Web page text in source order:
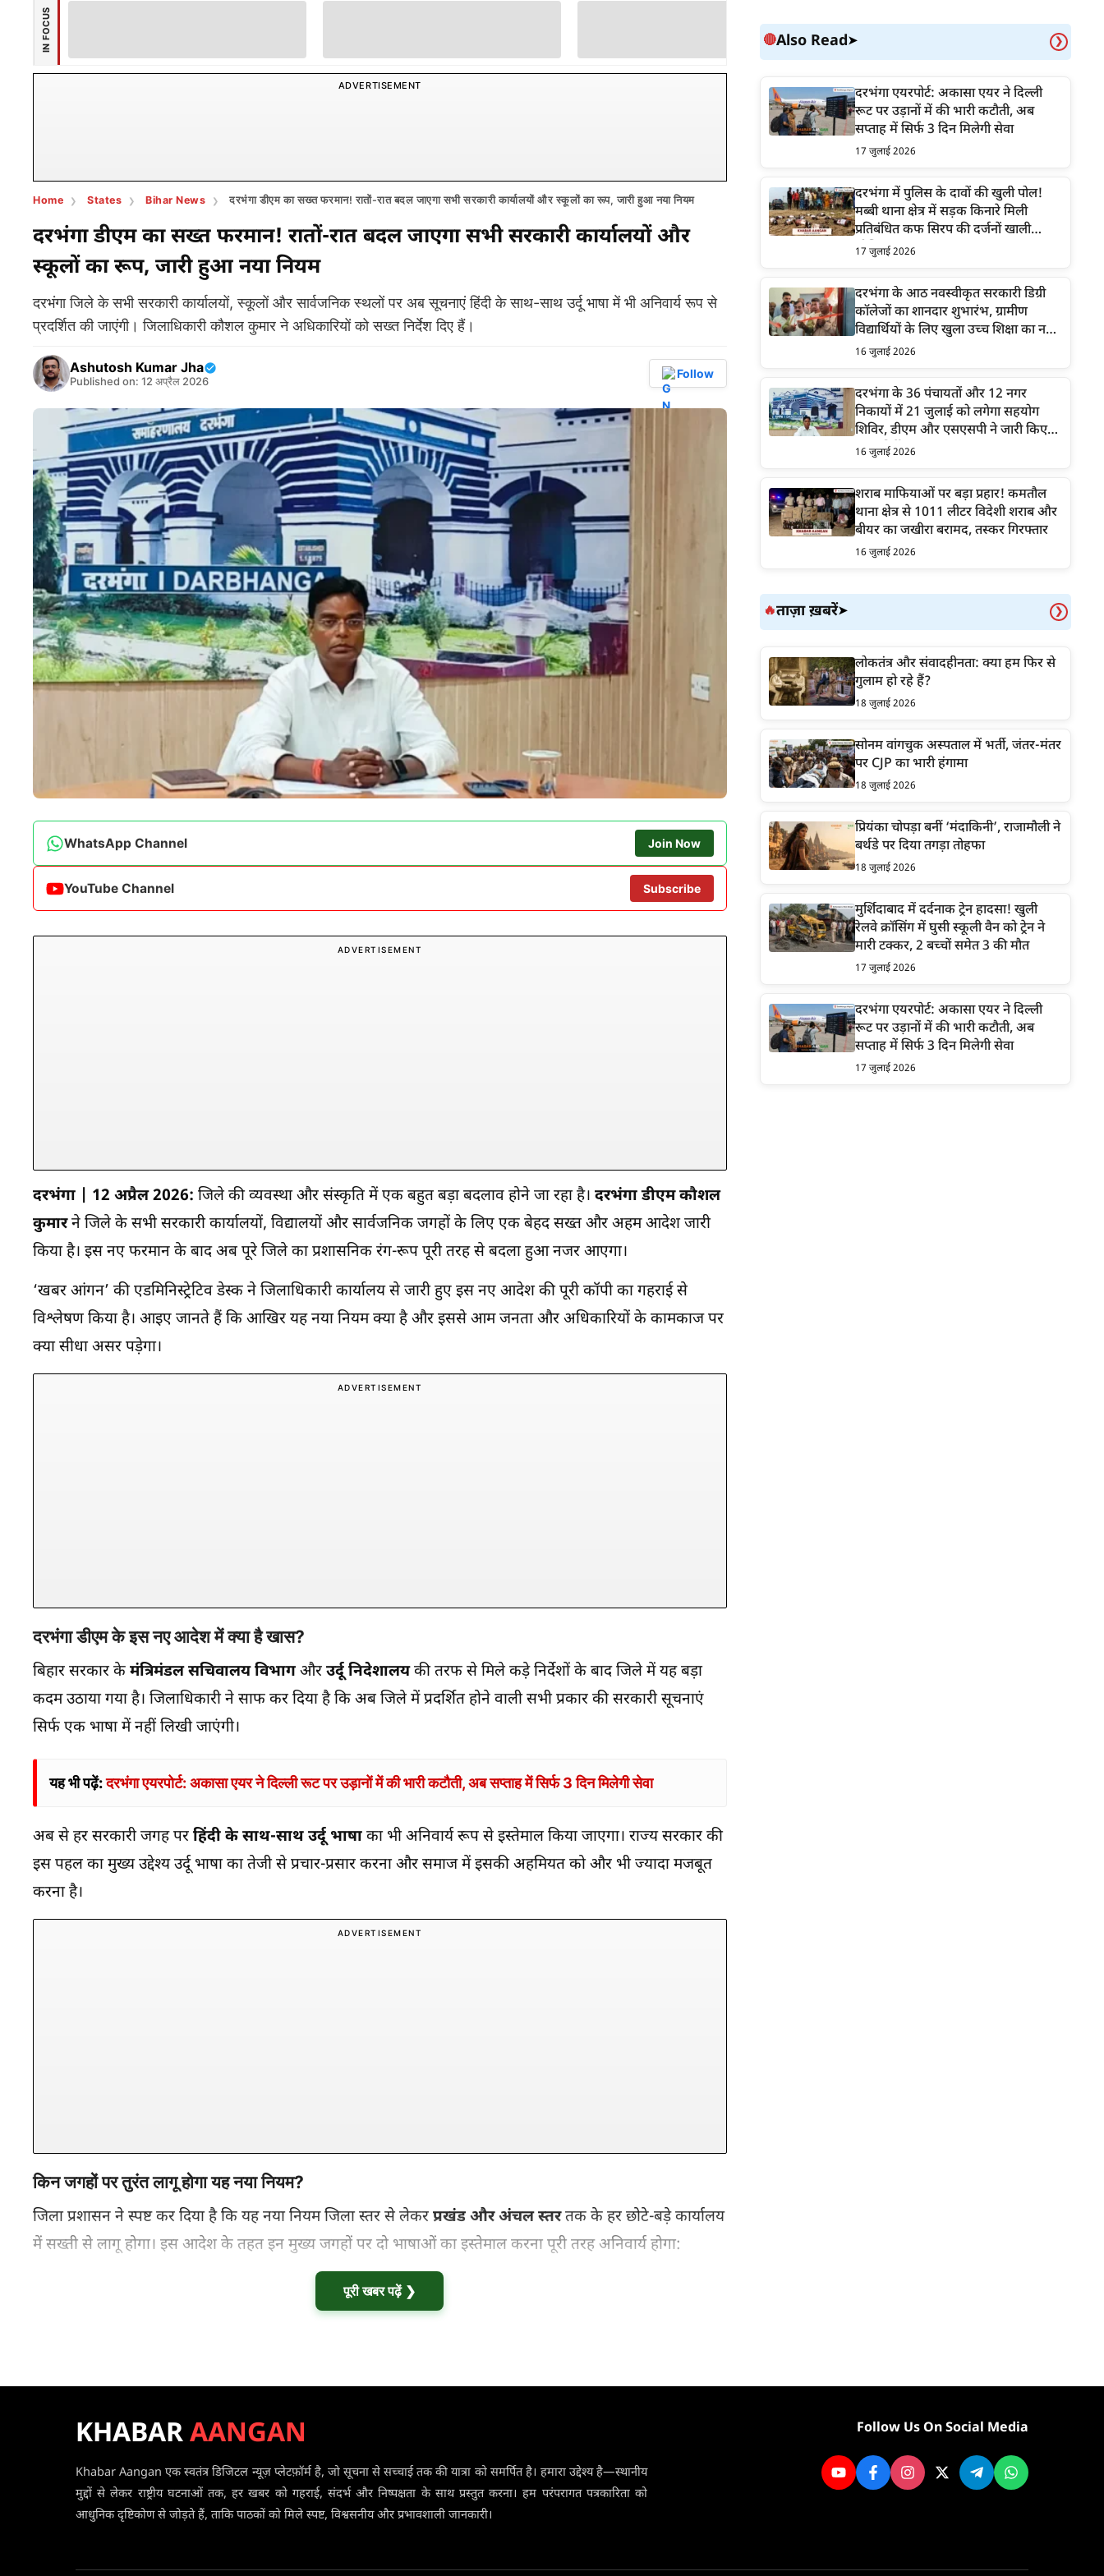
IN FOCUS
ADVERTISEMENT
Home States Bihar News दरभंगा डीएम का सख्त फरमान! रातों-रात बदल जाएगा सभी सरकारी कार्यालयों और स्कूलों का रूप, जारी हुआ नया नियम
दरभंगा डीएम का सख्त फरमान! रातों-रात बदल जाएगा सभी सरकारी कार्यालयों और
स्कूलों का रूप, जारी हुआ नया नियम
दरभंगा जिले के सभी सरकारी कार्यालयों, स्कूलों और सार्वजनिक स्थलों पर अब सूचनाएं हिंदी के साथ-साथ उर्दू भाषा में भी अनिवार्य रूप से
प्रदर्शित की जाएंगी। जिलाधिकारी कौशल कुमार ने अधिकारियों को सख्त निर्देश दिए हैं।
Ashutosh Kumar Jha
Published on: 12 अप्रैल 2026
Follow
WhatsApp Channel Join Now
YouTube Channel Subscribe
ADVERTISEMENT
दरभंगा | 12 अप्रैल 2026: जिले की व्यवस्था और संस्कृति में एक बहुत बड़ा बदलाव होने जा रहा है। दरभंगा डीएम कौशल
कुमारने जिले के सभी सरकारी कार्यालयों, विद्यालयों और सार्वजनिक जगहों के लिए एक बेहद सख्त और अहम आदेश जारी
किया है। इस नए फरमान के बाद अब पूरे जिले का प्रशासनिक रंग-रूप पूरी तरह से बदला हुआ नजर आएगा।
‘खबर आंगन’ की एडमिनिस्ट्रेटिव डेस्क ने जिलाधिकारी कार्यालय से जारी हुए इस नए आदेश की पूरी कॉपी का गहराई से
विश्लेषण किया है। आइए जानते हैं कि आखिर यह नया नियम क्या है और इससे आम जनता और अधिकारियों के कामकाज पर
क्या सीधा असर पड़ेगा।
ADVERTISEMENT
दरभंगा डीएम के इस नए आदेश में क्या है खास?
बिहार सरकार के मंत्रिमंडल सचिवालय विभाग और उर्दू निदेशालयकी तरफ से मिले कड़े निर्देशों के बाद जिले में यह बड़ा
कदम उठाया गया है। जिलाधिकारी ने साफ कर दिया है कि अब जिले में प्रदर्शित होने वाली सभी प्रकार की सरकारी सूचनाएं
सिर्फ एक भाषा में नहीं लिखी जाएंगी।
यह भी पढ़ें:दरभंगा एयरपोर्ट: अकासा एयर ने दिल्ली रूट पर उड़ानों में की भारी कटौती, अब सप्ताह में सिर्फ 3 दिन मिलेगी सेवा
अब से हर सरकारी जगह पर हिंदी के साथ-साथ उर्दू भाषा का भी अनिवार्य रूप से इस्तेमाल किया जाएगा। राज्य सरकार की
इस पहल का मुख्य उद्देश्य उर्दू भाषा का तेजी से प्रचार-प्रसार करना और समाज में इसकी अहमियत को और भी ज्यादा मजबूत
करना है।
ADVERTISEMENT
किन जगहों पर तुरंत लागू होगा यह नया नियम?
जिला प्रशासन ने स्पष्ट कर दिया है कि यह नया नियम जिला स्तर से लेकर प्रखंड और अंचल स्तरतक के हर छोटे-बड़े कार्यालय
में सख्ती से लागू होगा। इस आदेश के तहत इन मुख्य जगहों पर दो भाषाओं का इस्तेमाल करना पूरी तरह अनिवार्य होगा:
पूरी खबर पढ़ें ❯
🔴Also Read➤ ❯
दरभंगा एयरपोर्ट: अकासा एयर ने दिल्ली
रूट पर उड़ानों में की भारी कटौती, अब
सप्ताह में सिर्फ 3 दिन मिलेगी सेवा
17 जुलाई 2026
दरभंगा में पुलिस के दावों की खुली पोल!
मब्बी थाना क्षेत्र में सड़क किनारे मिली
प्रतिबंधित कफ सिरप की दर्जनों खाली
शीशियां
17 जुलाई 2026
दरभंगा के आठ नवस्वीकृत सरकारी डिग्री
कॉलेजों का शानदार शुभारंभ, ग्रामीण
विद्यार्थियों के लिए खुला उच्च शिक्षा का नया
द्वार
16 जुलाई 2026
दरभंगा के 36 पंचायतों और 12 नगर
निकायों में 21 जुलाई को लगेगा सहयोग
शिविर, डीएम और एसएसपी ने जारी किए
सख्त निर्देश
16 जुलाई 2026
शराब माफियाओं पर बड़ा प्रहार! कमतौल
थाना क्षेत्र से 1011 लीटर विदेशी शराब और
बीयर का जखीरा बरामद, तस्कर गिरफ्तार
16 जुलाई 2026
🔥ताज़ा ख़बरें➤ ❯
लोकतंत्र और संवादहीनता: क्या हम फिर से
गुलाम हो रहे हैं?
18 जुलाई 2026
सोनम वांगचुक अस्पताल में भर्ती, जंतर-मंतर
पर CJP का भारी हंगामा
18 जुलाई 2026
प्रियंका चोपड़ा बनीं ‘मंदाकिनी’, राजामौली ने
बर्थडे पर दिया तगड़ा तोहफा
18 जुलाई 2026
मुर्शिदाबाद में दर्दनाक ट्रेन हादसा! खुली
रेलवे क्रॉसिंग में घुसी स्कूली वैन को ट्रेन ने
मारी टक्कर, 2 बच्चों समेत 3 की मौत
17 जुलाई 2026
दरभंगा एयरपोर्ट: अकासा एयर ने दिल्ली
रूट पर उड़ानों में की भारी कटौती, अब
सप्ताह में सिर्फ 3 दिन मिलेगी सेवा
17 जुलाई 2026
KHABARAANGAN
Khabar Aangan एक स्वतंत्र डिजिटल न्यूज़ प्लेटफ़ॉर्म है, जो सूचना से सच्चाई तक की यात्रा को समर्पित है। हमारा उद्देश्य है—स्थानीय
मुद्दों से लेकर राष्ट्रीय घटनाओं तक, हर खबर को गहराई, संदर्भ और निष्पक्षता के साथ प्रस्तुत करना। हम परंपरागत पत्रकारिता को
आधुनिक दृष्टिकोण से जोड़ते हैं, ताकि पाठकों को मिले स्पष्ट, विश्वसनीय और प्रभावशाली जानकारी।
Follow Us On Social Media